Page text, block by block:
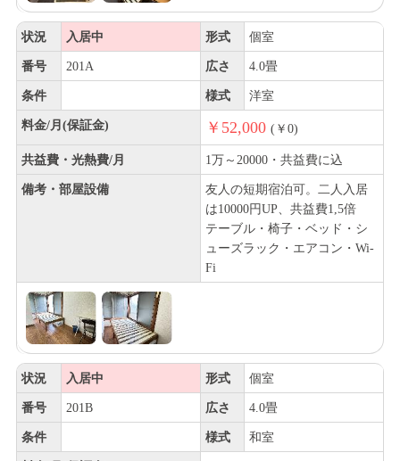
状況 入居中 形式 個室
番号 201A 広さ 4.0畳
条件 様式 洋室
料金/月(保証金) ￥52,000 (￥0)
共益費・光熱費/月 1万～20000・共益費に込
備考・部屋設備
友人の短期宿泊可。二人入居
は10000円UP、共益費1,5倍
テーブル・椅子・ベッド・シ
ューズラック・エアコン・Wi-
Fi
状況 入居中 形式 個室
番号 201B 広さ 4.0畳
条件 様式 和室